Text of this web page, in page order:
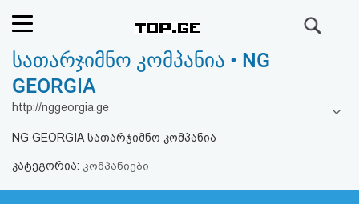
რეიტინგი
(მთავარი)
ფოსტა
სათარჯიმნო კომპანია • NG
GEORGIA
http://nggeorgia.ge
NG GEORGIA სათარჯიმნო კომპანია
კატეგორია: კომპანიები